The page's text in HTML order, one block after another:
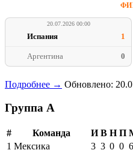
20.07.2026 00:00
Испания 1
Аргентина 0
Подробнее → Обновлено:
Группа A
# Команда И В Н П
1 Мексика 3 3 0 0 6